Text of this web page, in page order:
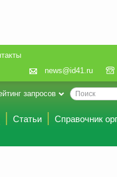
news@id41.ru
запросов
Статьи
Справочник